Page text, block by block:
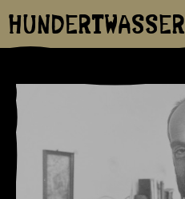
HUNDERTWASSER